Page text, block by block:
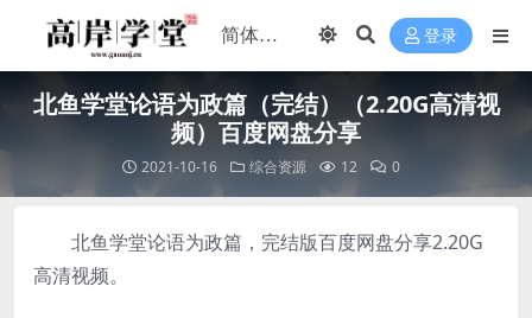
登录
北鱼学堂论语为政篇（完结）（2.20G高清视
频）百度网盘分享
2021-10-16 综合资源 12 0
北鱼学堂论语为政篇，完结版百度网盘分享2.20G
高清视频。